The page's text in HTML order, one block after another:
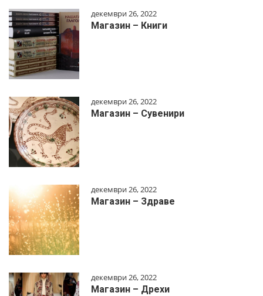
декември 26, 2022
Магазин – Книги
декември 26, 2022
Магазин – Сувенири
декември 26, 2022
Магазин – Здраве
декември 26, 2022
Магазин – Дрехи